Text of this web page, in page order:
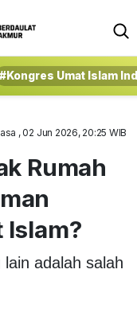
#Kongres Umat Islam
, 02 Jun 2026, 20:25 WIB
Rumah
adalah salah